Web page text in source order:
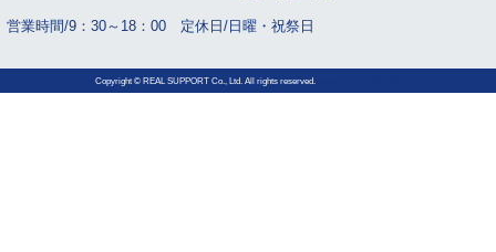
営業時間/9：30～18：00 定休日/日曜・祝祭日
Copyright © REAL SUPPORT Co., Ltd. All rights reserved.powered by